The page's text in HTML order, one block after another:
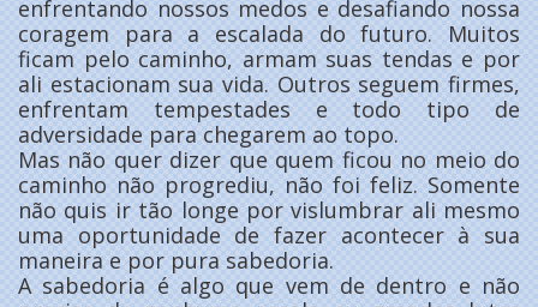
enfrentando nossos medos e desafiando nossa
coragem para a escalada do futuro. Muitos
ficam pelo caminho, armam suas tendas e por
ali estacionam sua vida. Outros seguem firmes,
enfrentam tempestades e todo tipo de
adversidade para chegarem ao topo.
Mas não quer dizer que quem ficou no meio do
caminho não progrediu, não foi feliz. Somente
não quis ir tão longe por vislumbrar ali mesmo
uma oportunidade de fazer acontecer à sua
maneira e por pura sabedoria.
A sabedoria é algo que vem de dentro e não